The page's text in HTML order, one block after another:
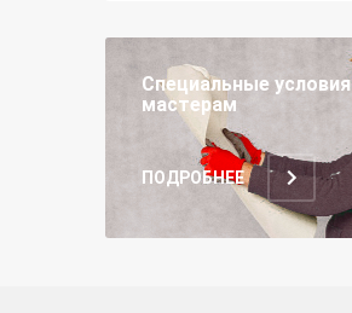
Специальные условия
мастерам
ПОДРОБНЕЕ